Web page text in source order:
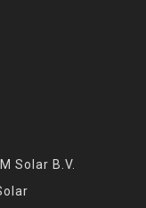
Solar B.V.